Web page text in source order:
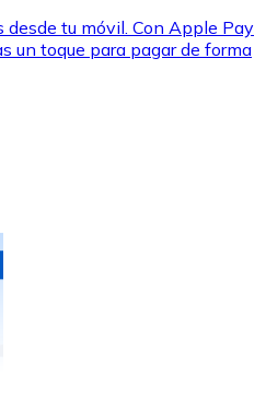
con efectivo en tu tienda más
desde tu móvil. Con Apple Pay
un toque para pagar de forma